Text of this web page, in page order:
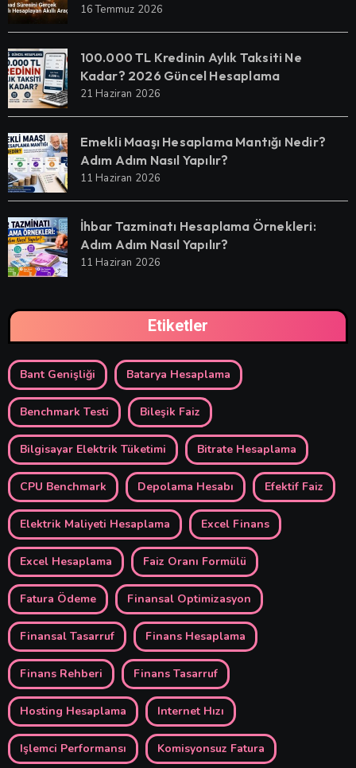
16 Temmuz 2026
100.000 TL Kredinin Aylık Taksiti Ne
Kadar? 2026 Güncel Hesaplama
21 Haziran 2026
Emekli Maaşı Hesaplama Mantığı Nedir?
Adım Adım Nasıl Yapılır?
11 Haziran 2026
İhbar Tazminatı Hesaplama Örnekleri:
Adım Adım Nasıl Yapılır?
11 Haziran 2026
Etiketler
Bant Genişliği Batarya Hesaplama
Benchmark Testi Bileşik Faiz
Bilgisayar Elektrik Tüketimi Bitrate Hesaplama
CPU Benchmark Depolama Hesabı Efektif Faiz
Elektrik Maliyeti Hesaplama Excel Finans
Excel Hesaplama Faiz Oranı Formülü
Fatura Ödeme Finansal Optimizasyon
Finansal Tasarruf Finans Hesaplama
Finans Rehberi Finans Tasarruf
Hosting Hesaplama Internet Hızı
Işlemci Performansı Komisyonsuz Fatura